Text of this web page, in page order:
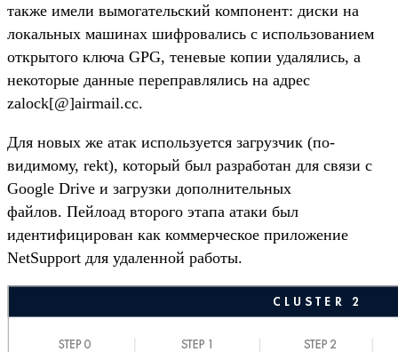
также имели вымогательский компонент: диски на
локальных машинах шифровались с использованием
открытого ключа GPG, теневые копии удалялись, а
некоторые данные переправлялись на адрес
zalock[@]airmail.cc.
Для новых же атак используется загрузчик (по-
видимому, rekt), который был разработан для связи с
Google Drive и загрузки дополнительных
файлов. Пейлоад второго этапа атаки был
идентифицирован как коммерческое приложение
NetSupport для удаленной работы.